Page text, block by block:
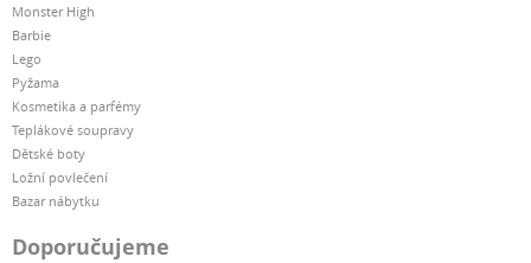
Monster High
Barbie
Lego
Pyžama
Kosmetika a parfémy
Teplákové soupravy
Dětské boty
Ložní povlečení
Bazar nábytku
Doporučujeme